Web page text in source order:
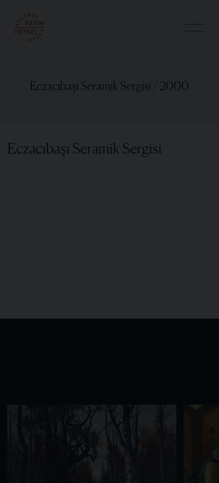
Eczacıbaşı Seramik Sergisi / 2000
Eczacıbaşı Seramik Sergisi